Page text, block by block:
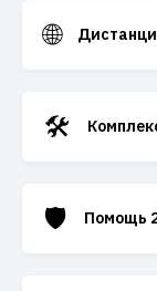
🌐
🛠️
🛡️ Помощь